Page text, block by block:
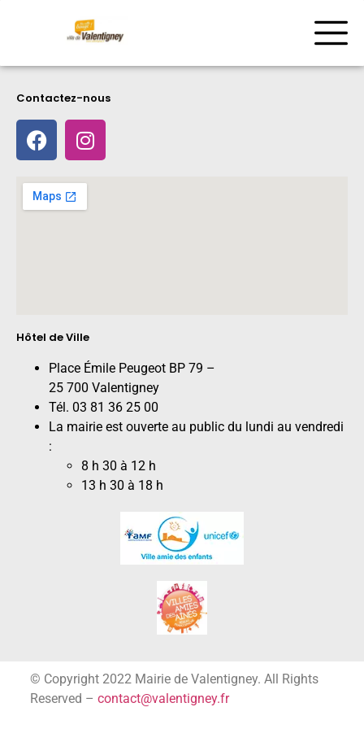
Contactez-nous
Hôtel de Ville
Place Émile Peugeot BP 79 –
25 700 Valentigney
Tél. 03 81 36 25 00
La mairie est ouverte au public du lundi au vendredi
:
8 h 30 à 12 h
13 h 30 à 18 h
© Copyright 2022 Mairie de Valentigney. All Rights
Reserved – contact@valentigney.fr